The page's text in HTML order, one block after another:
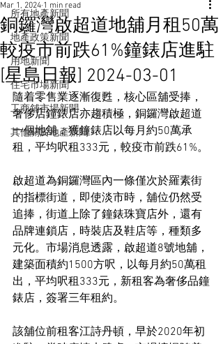
所有地產新聞
地產政策新聞
用地新聞
住宅市場新聞
工商舖市場新聞
其他關於地產新聞
銅鑼灣啟超道地舖月租50萬
較疫市前跌61%鐘錶店進駐
[星島日報] 2024-03-01
Mar 1, 2024 1 min read
隨着零售業逐漸復甦，核心區舖受捧，
奢侈店鐘錶店亦趨積極，銅鑼灣啟超道
一個地舖，獲鐘錶店以每月約50萬承
租，平均呎租333元，較疫市前跌61%。
啟超道為銅鑼灣區內一條僅次於羅素街
的指標街道，即使淡市時，舖位仍然受
追捧，街道上除了鐘錶珠寶店外，還有
品牌連鎖店，時裝店及鞋店等，種類多
元化。市場消息透露，啟超道8號地舖，
建築面積約1500方呎，以每月約50萬租
出，平均呎租333元，新租客為奢侈品鐘
錶店，簽署三年租約。
該舖位前租客江詩丹頓，早於2020年初